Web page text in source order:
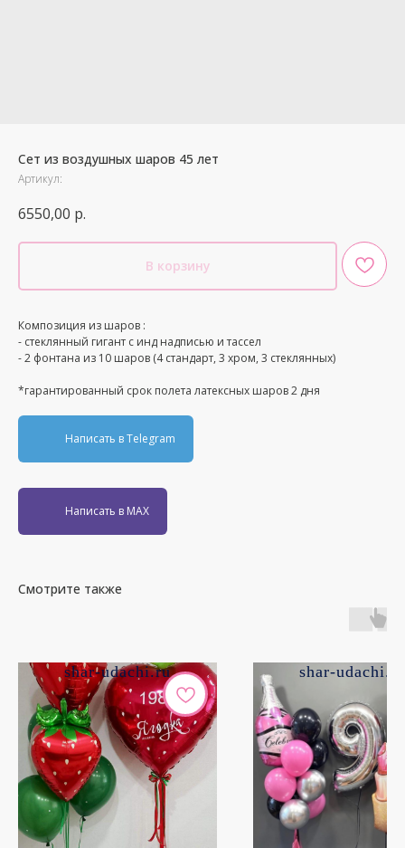
Сет из воздушных шаров 45 лет
Артикул:
6550,00 р.
В корзину
Композиция из шаров :
- стеклянный гигант с инд надписью и тассел
- 2 фонтана из 10 шаров (4 стандарт, 3 хром, 3 стеклянных)
*гарантированный срок полета латексных шаров 2 дня
Написать в Telegram
Написать в MAX
Смотрите также
shar-udachi.ru shar-udachi.ru